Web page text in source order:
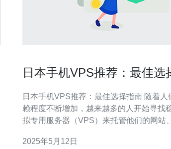
日本手机VPS推荐：最佳选
日本手机VPS推荐：最佳选择指南 随着人们对互联网的依
赖程度不断增加，越来越多的人开始寻找
拟专用服务器（VPS）来托管他们的网站
备受推崇。 日本拥有先进的网络基础设施，提供高速稳定
2025年5月12日